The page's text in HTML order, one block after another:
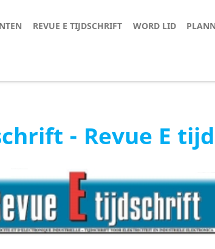
REVUE E TIJDSCHRIFT WORD LID
- Revue E